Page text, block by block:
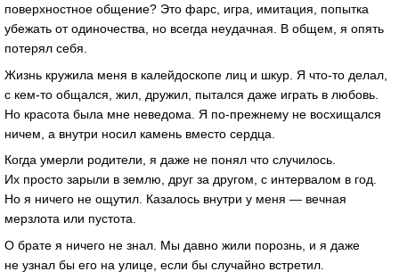
поверхностное общение? Это фарс, игра, имитация, попытка
убежать от одиночества, но всегда неудачная. В общем, я опять
потерял себя.
Жизнь кружила меня в калейдоскопе лиц и шкур. Я что-то делал,
с кем-то общался, жил, дружил, пытался даже играть в любовь.
Но красота была мне неведома. Я по-прежнему не восхищался
ничем, а внутри носил камень вместо сердца.
Когда умерли родители, я даже не понял что случилось.
Их просто зарыли в землю, друг за другом, с интервалом в год.
Но я ничего не ощутил. Казалось внутри у меня — вечная
мерзлота или пустота.
О брате я ничего не знал. Мы давно жили порознь, и я даже
не узнал бы его на улице, если бы случайно встретил.